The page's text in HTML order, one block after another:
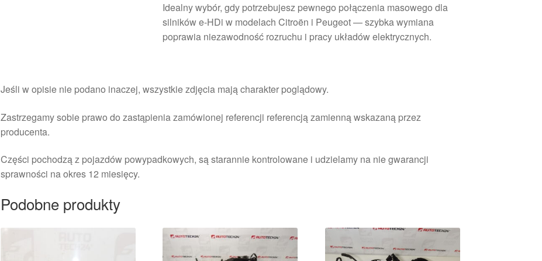
Idealny wybór, gdy potrzebujesz pewnego połączenia masowego dla
silników e‑HDi w modelach Citroën i Peugeot — szybka wymiana
poprawia niezawodność rozruchu i pracy układów elektrycznych.
Jeśli w opisie nie podano inaczej, wszystkie zdjęcia mają charakter poglądowy.
Zastrzegamy sobie prawo do zastąpienia zamówionej referencji referencją zamienną wskazaną przez
producenta.
Części pochodzą z pojazdów powypadkowych, są starannie kontrolowane i udzielamy na nie gwarancji
sprawności na okres 12 miesięcy.
Podobne produkty